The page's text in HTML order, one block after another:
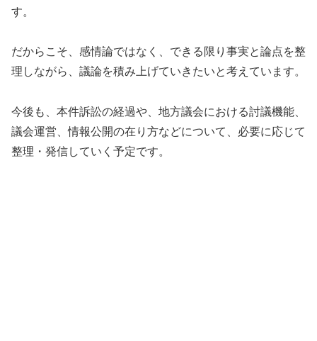
す。
だからこそ、感情論ではなく、できる限り事実と論点を整
理しながら、議論を積み上げていきたいと考えています。
今後も、本件訴訟の経過や、地方議会における討議機能、
議会運営、情報公開の在り方などについて、必要に応じて
整理・発信していく予定です。